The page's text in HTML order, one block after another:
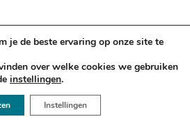
je de beste ervaring op onze site te
over welke cookies we gebruiken
instellingen.
Instellingen